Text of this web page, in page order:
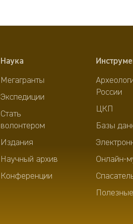
Наука
Мегагранты
Экспедиции
Стать
волонтером
Издания
Научный архив
Конференции
России
ЦКП
Базы
Онлайн-